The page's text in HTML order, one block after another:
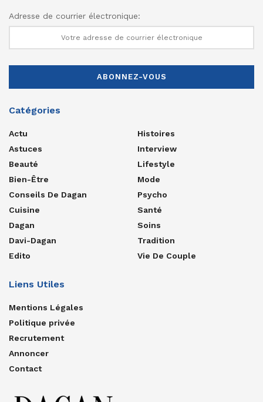
Adresse de courrier électronique:
Catégories
Actu
Astuces
Beauté
Bien-Être
Conseils De Dagan
Cuisine
Dagan
Davi-Dagan
Edito
Histoires
Interview
Lifestyle
Mode
Psycho
Santé
Soins
Tradition
Vie De Couple
Liens Utiles
Mentions Légales
Politique privée
Recrutement
Annoncer
Contact